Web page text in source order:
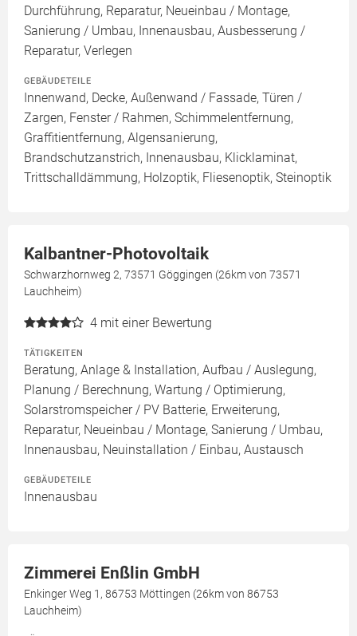
Durchführung, Reparatur, Neueinbau / Montage,
Sanierung / Umbau, Innenausbau, Ausbesserung /
Reparatur, Verlegen
GEBÄUDETEILE
Innenwand, Decke, Außenwand / Fassade, Türen /
Zargen, Fenster / Rahmen, Schimmelentfernung,
Graffitientfernung, Algensanierung,
Brandschutzanstrich, Innenausbau, Klicklaminat,
Trittschalldämmung, Holzoptik, Fliesenoptik, Steinoptik
Kalbantner-Photovoltaik
Schwarzhornweg 2, 73571 Göggingen (26km von 73571
Lauchheim)
4 mit einer Bewertung
TÄTIGKEITEN
Beratung, Anlage & Installation, Aufbau / Auslegung,
Planung / Berechnung, Wartung / Optimierung,
Solarstromspeicher / PV Batterie, Erweiterung,
Reparatur, Neueinbau / Montage, Sanierung / Umbau,
Innenausbau, Neuinstallation / Einbau, Austausch
GEBÄUDETEILE
Innenausbau
Zimmerei Enßlin GmbH
Enkinger Weg 1, 86753 Möttingen (26km von 86753
Lauchheim)